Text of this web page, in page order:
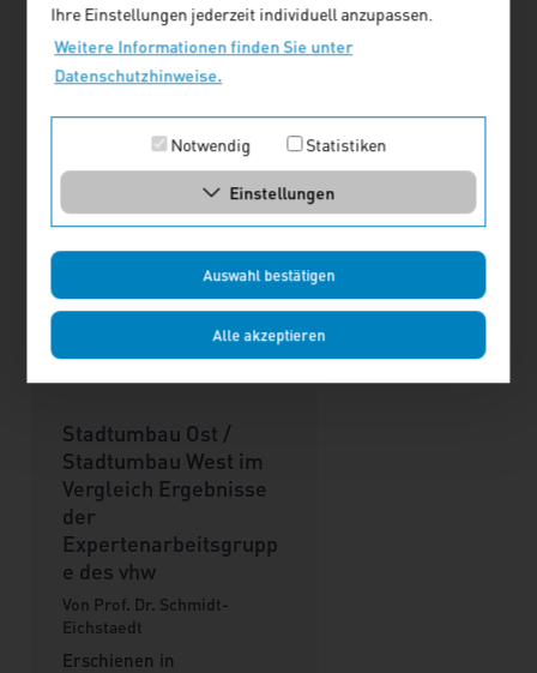
Ihre Einstellungen jederzeit individuell anzupassen.
Weitere Informationen finden Sie unter
Datenschutzhinweise.
Notwendig Statistiken
Einstellungen
Auswahl bestätigen
Alle akzeptieren
Info Zum Heft
Stadtumbau Ost /
Stadtumbau West im
Vergleich Ergebnisse
der
Expertenarbeitsgrupp
e des vhw
Von Prof. Dr. Schmidt-
Eichstaedt
Erschienen in